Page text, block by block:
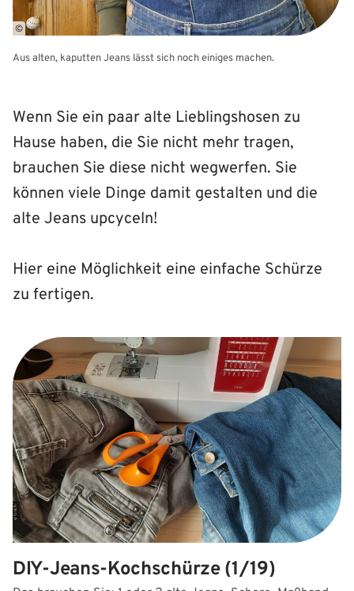
©
Aus alten, kaputten Jeans lässt sich noch einiges machen.
Wenn Sie ein paar alte Lieblingshosen zu
Hause haben, die Sie nicht mehr tragen,
brauchen Sie diese nicht wegwerfen. Sie
können viele Dinge damit gestalten und die
alte Jeans upcyceln!
Hier eine Möglichkeit eine einfache Schürze
zu fertigen.
DIY-Jeans-Kochschürze (1/19)